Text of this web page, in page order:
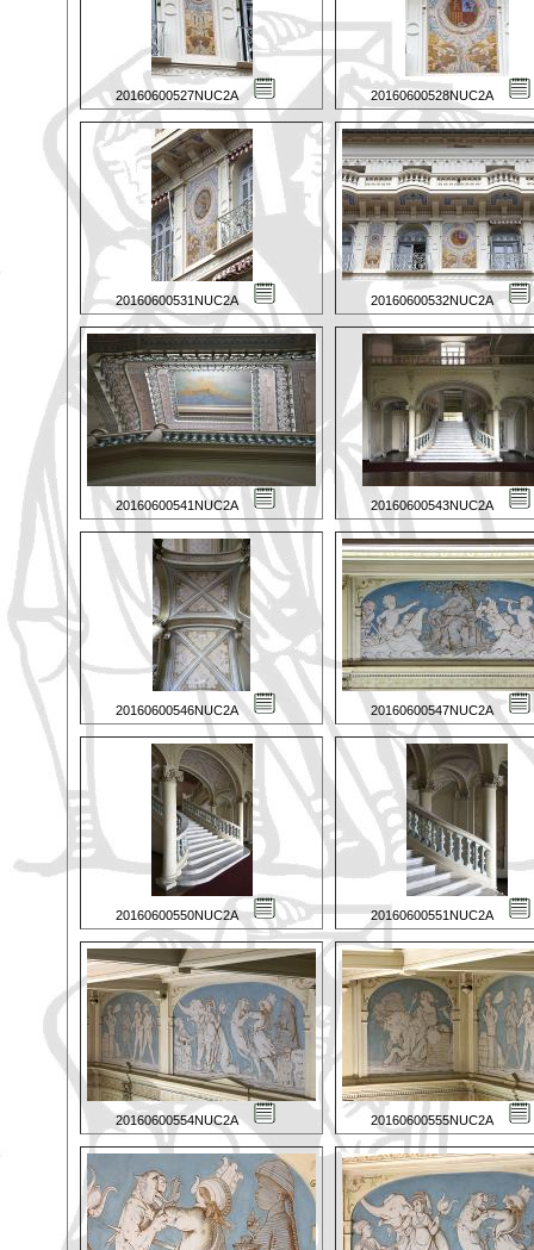
20160600527NUC2A 20160600528NUC2A
20160600531NUC2A 20160600532NUC2A
20160600541NUC2A 20160600543NUC2A
20160600546NUC2A 20160600547NUC2A
20160600550NUC2A 20160600551NUC2A
20160600554NUC2A 20160600555NUC2A